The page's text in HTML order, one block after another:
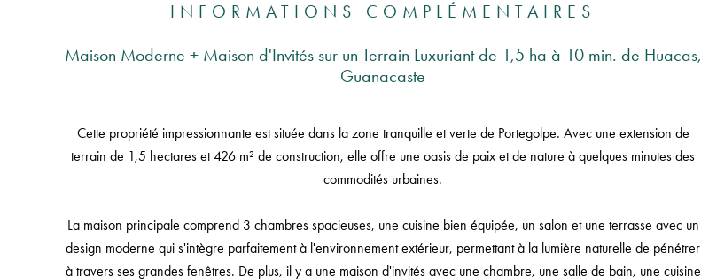
INFORMATIONS COMPLÉMENTAIRES
Maison Moderne + Maison d'Invités sur un Terrain Luxuriant de 1,5 ha à 10 min. de Huacas,
Guanacaste
Cette propriété impressionnante est située dans la zone tranquille et verte de Portegolpe. Avec une extension de
terrain de 1,5 hectares et 426 m² de construction, elle offre une oasis de paix et de nature à quelques minutes des
commodités urbaines.
La maison principale comprend 3 chambres spacieuses, une cuisine bien équipée, un salon et une terrasse avec un
design moderne qui s'intègre parfaitement à l'environnement extérieur, permettant à la lumière naturelle de pénétrer
à travers ses grandes fenêtres. De plus, il y a une maison d'invités avec une chambre, une salle de bain, une cuisine